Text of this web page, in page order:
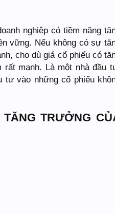
nghiệp có tiềm năng
vững. Nếu không có sự
cho dù giá cổ phiếu có
mạnh. Là một nhà đầu
tư vào những cổ phiếu
TRƯỞNG